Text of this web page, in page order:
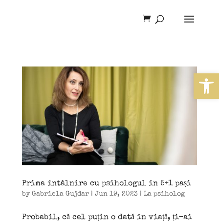
Prima întâlnire cu psihologul în 5+1 pași
by Gabriela Gujdar| Jun 19, 2023 La psiholog
Probabil, că cel puțin o dată în viață, ți-ai